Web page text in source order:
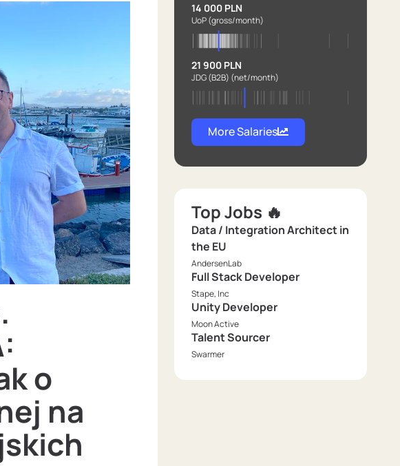
o
na
14 000 PLN
UoP(gross/month)
21 900 PLN
JDG (B2B) (net/month)
More Salaries
Top Jobs 🔥
Data / Integration Architect in
the EU
AndersenLab
Full Stack Developer
Stape, Inc
Unity Developer
Moon Active
Talent Sourcer
Swarmer